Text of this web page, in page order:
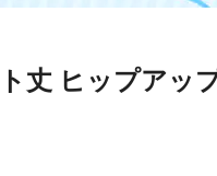
丈 ヒップアッ